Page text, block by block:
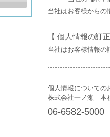
当社はお客様からの
【 個人情報の訂正
当社はお客様情報の
個人情報についての
株式会社一ノ瀬 本
06-6582-5000